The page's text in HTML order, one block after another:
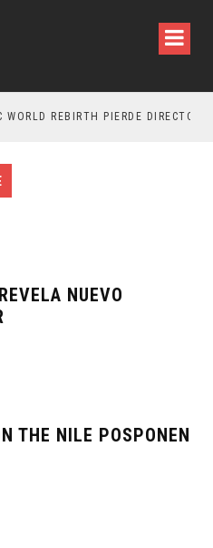
REBIRTH PIERDE DIRECTOR
NUEVO
THE NILE POSPONEN